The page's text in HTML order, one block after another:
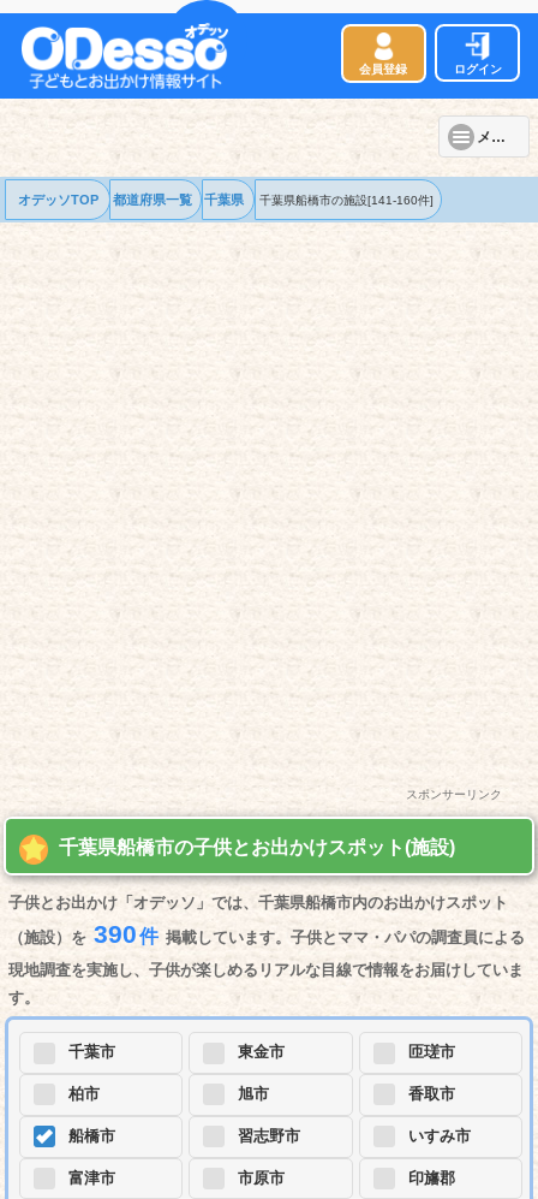
会員登録 ログイン
メニュー
オデッソTOP 都道府県一覧 千葉県 千葉県船橋市の施設[141-160件]
スポンサーリンク
千葉県船橋市の子供とお出かけスポット(施設)
子供とお出かけ「オデッソ」では、千葉県船橋市内のお出かけスポット
（施設）を 390件 掲載しています。子供とママ・パパの調査員による
現地調査を実施し、子供が楽しめるリアルな目線で情報をお届けしていま
す。
千葉市
柏市
船橋市
富津市
東金市
旭市
習志野市
市原市
匝瑳市
香取市
いすみ市
印旛郡